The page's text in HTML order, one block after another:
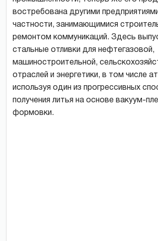
востребована другими
частности, занимающимися
ремонтом коммуникаций. Здесь
стальные отливки для нефтегазовой,
машиностроительной,
отраслей и энергетики, в том числе
используя один из прогрессивных
получения литья на основе вакуум-
формовки.